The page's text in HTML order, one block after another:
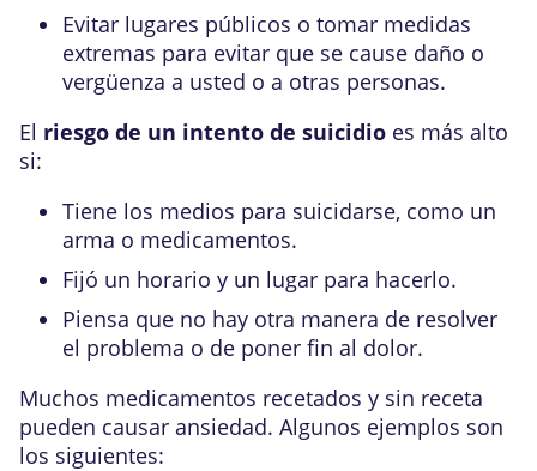
Evitar lugares públicos o tomar medidas
extremas para evitar que se cause daño o
vergüenza a usted o a otras personas.
El riesgo de un intento de suicidio es más alto
si:
Tiene los medios para suicidarse, como un
arma o medicamentos.
Fijó un horario y un lugar para hacerlo.
Piensa que no hay otra manera de resolver
el problema o de poner fin al dolor.
Muchos medicamentos recetados y sin receta
pueden causar ansiedad. Algunos ejemplos son
los siguientes: